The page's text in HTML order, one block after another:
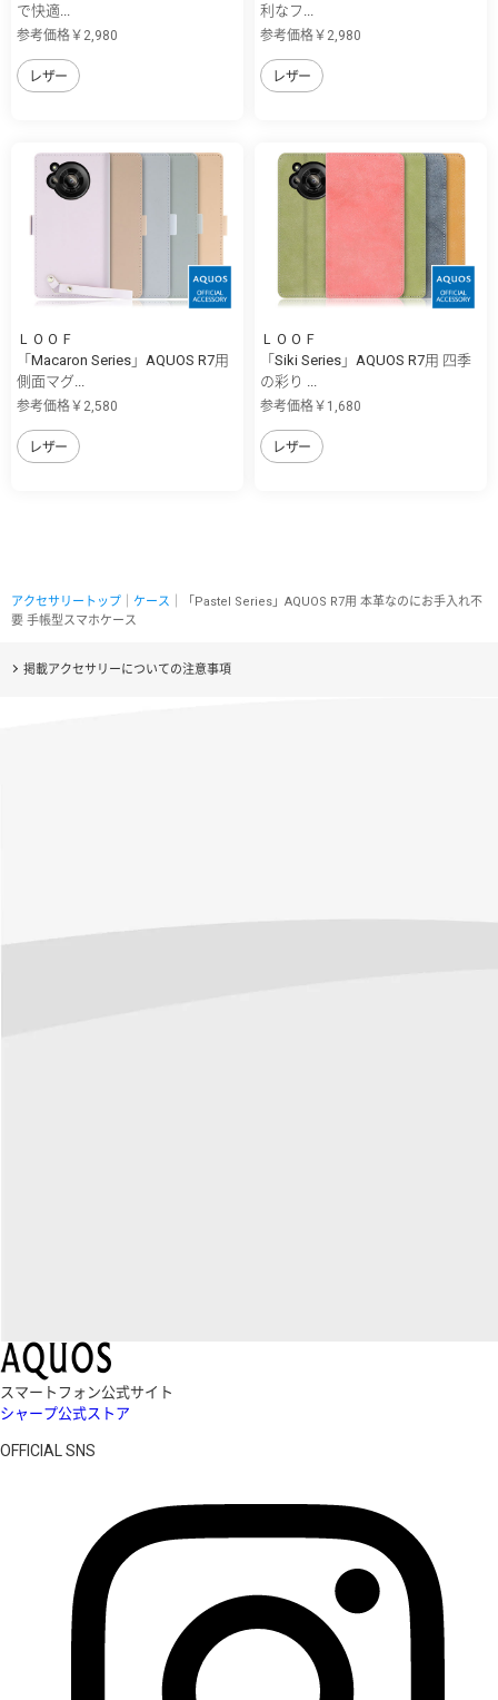
で快適...
参考価格￥2,980
レザー
利なフ...
参考価格￥2,980
レザー
ＬＯＯＦ
「Macaron Series」AQUOS R7用
側面マグ...
参考価格￥2,580
レザー
ＬＯＯＦ
「Siki Series」AQUOS R7用 四季
の彩り ...
参考価格￥1,680
レザー
アクセサリートップ ケース ｜「Pastel Series」AQUOS R7用 本革なのにお手入れ不
要 手帳型スマホケース
掲載アクセサリーについての注意事項
スマートフォン公式サイト
シャープ公式ストア
OFFICIAL SNS